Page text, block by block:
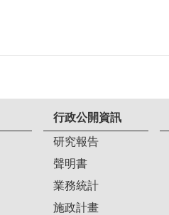
行政公開資訊
研究報告
聲明書
業務統計
施政計畫